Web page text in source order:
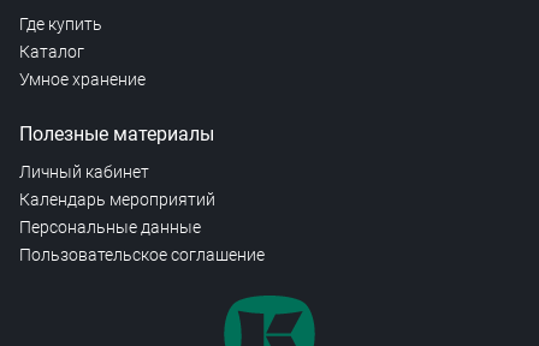
Где купить
Каталог
Умное хранение
Полезные материалы
Личный кабинет
Календарь мероприятий
Персональные данные
Пользовательское соглашение